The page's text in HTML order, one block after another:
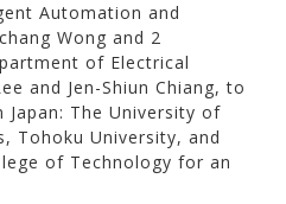
Wei-tsong
Automation and
Wong and 2
of Electrical
and Jen-Shiun Chiang, to
The University of
Tohoku University, and
of Technology for an